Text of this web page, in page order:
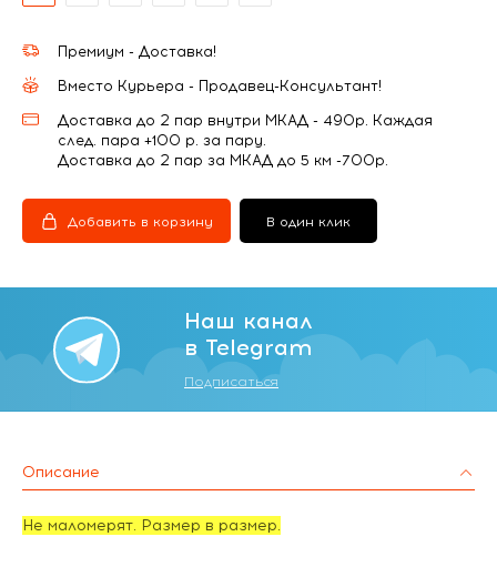
Премиум - Доставка!
Вместо Курьера - Продавец-Консультант!
Доставка до 2 пар внутри МКАД - 490р. Каждая
след. пара +100 р. за пару.
Доставка до 2 пар за МКАД до 5 км -700р.
Добавить в корзину В один клик
Наш канал
в Telegram
Подписаться
Описание
Не маломерят. Размер в размер.